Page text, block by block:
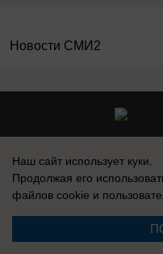
Новости СМИ2
Контакты
Наш сайт использует куки.
Продолжая его
файлов cookie и